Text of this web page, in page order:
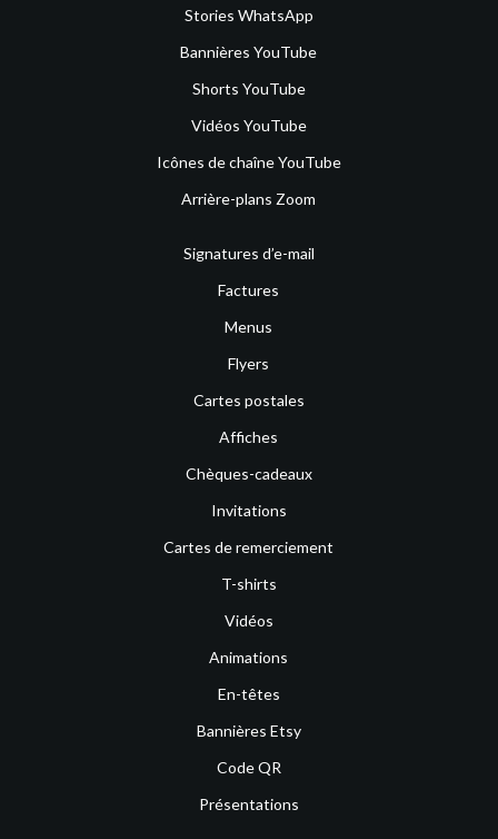
Stories WhatsApp
Bannières YouTube
Shorts YouTube
Vidéos YouTube
Icônes de chaîne YouTube
Arrière-plans Zoom
Signatures d’e-mail
Factures
Menus
Flyers
Cartes postales
Affiches
Chèques-cadeaux
Invitations
Cartes de remerciement
T-shirts
Vidéos
Animations
En-têtes
Bannières Etsy
Code QR
Présentations